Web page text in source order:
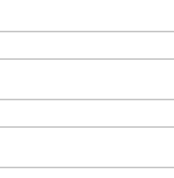
« ASCO 2017 : et
Mercredi 21
reporter, nous a fait
2017 : et si l’on